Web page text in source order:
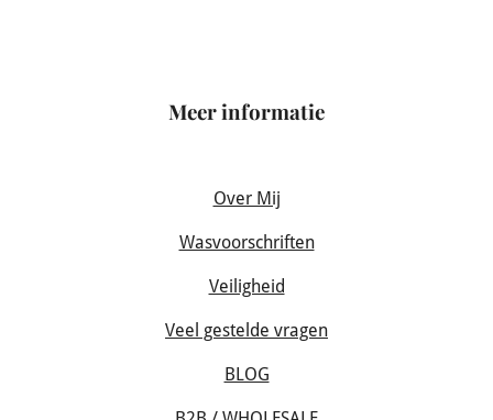
Meer informatie
Over Mij
Wasvoorschriften
Veiligheid
Veel gestelde vragen
BLOG